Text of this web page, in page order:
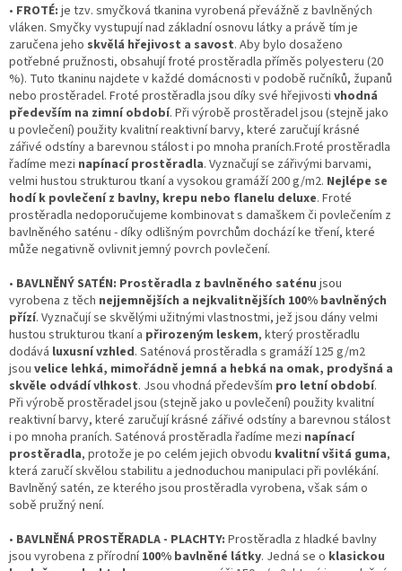
• FROTÉ: je tzv. smyčková tkanina vyrobená převážně z bavlněných
vláken. Smyčky vystupují nad základní osnovu látky a právě tím je
zaručena jeho skvělá hřejivost a savost. Aby bylo dosaženo
potřebné pružnosti, obsahují froté prostěradla příměs polyesteru (20
%). Tuto tkaninu najdete v každé domácnosti v podobě ručníků, županů
nebo prostěradel. Froté prostěradla jsou díky své hřejivosti vhodná
především na zimní období. Při výrobě prostěradel jsou (stejně jako
u povlečení) použity kvalitní reaktivní barvy, které zaručují krásné
zářivé odstíny a barevnou stálost i po mnoha praních.Froté prostěradla
řadíme mezi napínací prostěradla. Vyznačují se zářivými barvami,
velmi hustou strukturou tkaní a vysokou gramáží 200 g/m2. Nejlépe se
hodí k povlečení z bavlny, krepu nebo flanelu deluxe. Froté
prostěradla nedoporučujeme kombinovat s damaškem či povlečením z
bavlněného saténu - díky odlišným povrchům dochází ke tření, které
může negativně ovlivnit jemný povrch povlečení.
• BAVLNĚNÝ SATÉN: Prostěradla z bavlněného saténu jsou
vyrobena z těch nejjemnějších a nejkvalitnějších 100% bavlněných
přízí. Vyznačují se skvělými užitnými vlastnostmi, jež jsou dány velmi
hustou strukturou tkaní a přirozeným leskem, který prostěradlu
dodává luxusní vzhled. Saténová prostěradla s gramáží 125 g/m2
jsou velice lehká, mimořádně jemná a hebká na omak, prodyšná a
skvěle odvádí vlhkost. Jsou vhodná především pro letní období.
Při výrobě prostěradel jsou (stejně jako u povlečení) použity kvalitní
reaktivní barvy, které zaručují krásné zářivé odstíny a barevnou stálost
i po mnoha praních. Saténová prostěradla řadíme mezi napínací
prostěradla, protože je po celém jejich obvodu kvalitní všitá guma,
která zaručí skvělou stabilitu a jednoduchou manipulaci při povlékání.
Bavlněný satén, ze kterého jsou prostěradla vyrobena, však sám o
sobě pružný není.
• BAVLNĚNÁ PROSTĚRADLA - PLACHTY: Prostěradla z hladké bavlny
jsou vyrobena z přírodní 100% bavlněné látky. Jedná se o klasickou